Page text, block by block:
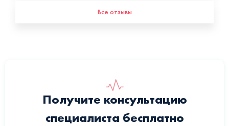
Все отзывы
Получите консультацию
специалиста бесплатно